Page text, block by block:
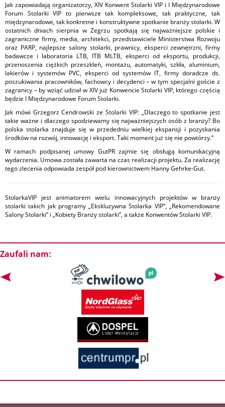
Jak zapowiadają organizatorzy, XIV Konwent Stolarki VIP i I Międzynarodowe
Forum Stolarki VIP to pierwsze tak kompleksowe, tak praktyczne, tak
międzynarodowe, tak konkretne i konstruktywne spotkanie branży stolarki. W
ostatnich dniach sierpnia w Zegrzu spotkają się najważniejsze polskie i
zagraniczne firmy, media, architekci, przedstawiciele Ministerstwa Rozwoju
oraz PARP, najlepsze salony stolarki, prawnicy, eksperci zewnętrzni, firmy
badawcze i laboratoria LTB, ITB MLTB, eksperci od eksportu, produkcji,
przenoszenia ciężkich przeszkleń, montażu, automatyki, szkła, aluminium,
lakierów i systemów PVC, eksperci od systemów IT, firmy doradcze ds.
poszukiwania pracowników, fachowcy i decydenci – w tym specjalni goście z
zagranicy – by wziąć udział w XIV już Konwencie Stolarki VIP, którego częścią
będzie I Międzynarodowe Forum Stolarki.
Jak mówi Grzegorz Cendrowski ze Stolarki VIP: „Dlaczego to spotkanie jest
takie ważne i dlaczego spodziewamy się najważniejszych osób z branży? Bo
polska stolarka znajduje się w przededniu wielkiej ekspansji i pozyskania
środków na rozwój, innowację i eksport. Taki moment już się nie powtórzy.”
W ramach podpisanej umowy GutPR zajmie się obsługą komunikacyjną
wydarzenia. Umowa została zawarta na czas realizacji projektu. Za realizację
tego zlecenia odpowiada zespół pod kierownictwem Hanny Gehrke-Gut.
StolarkaVIP jest animatorem wielu innowacyjnych projektów w branży
stolarki takich jak programy „Ekskluzywna Stolarka VIP”, „Rekomendowane
Salony Stolarki” i „Kobiety Branży stolarki”, a także Konwentów Stolarki VIP.
Zaufali nam: